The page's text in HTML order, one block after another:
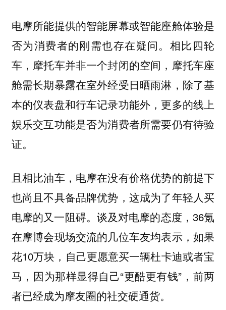
电摩所能提供的智能屏幕或智能座舱体验是
否为消费者的刚需也存在疑问。 相比四轮
车，摩托车并非一个封闭的空间，摩托车座
舱需长期暴露在室外经受日晒雨淋，除了基
本的仪表盘和行车记录功能外，更多的线上
娱乐交互功能是否为消费者所需要仍有待验
证。
且相比油车，电摩在没有价格优势的前提下
也尚且不具备品牌优势，这成为了年轻人买
电摩的又一阻碍。谈及对电摩的态度，36氪
在摩博会现场交流的几位车友均表示，如果
花10万块，自己更愿意买一辆杜卡迪或者宝
马，因为那样显得自己“更酷更有钱”，前两
者已经成为摩友圈的社交硬通货。